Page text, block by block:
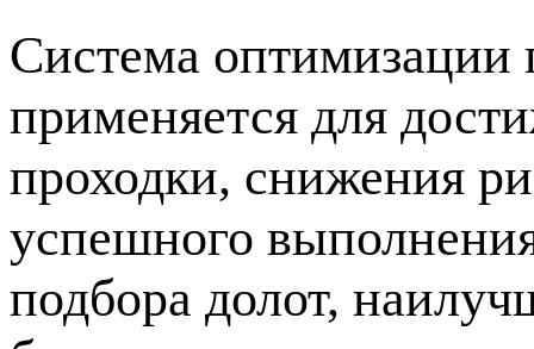
Система оптимизации
применяется для
проходки, снижения
успешного
подбора долот,